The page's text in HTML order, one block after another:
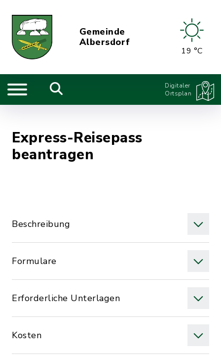
Gemeinde
Albersdorf
19 °C
Digitaler
Ortsplan
Express-Reisepass
beantragen
Beschreibung
Formulare
Erforderliche Unterlagen
Kosten